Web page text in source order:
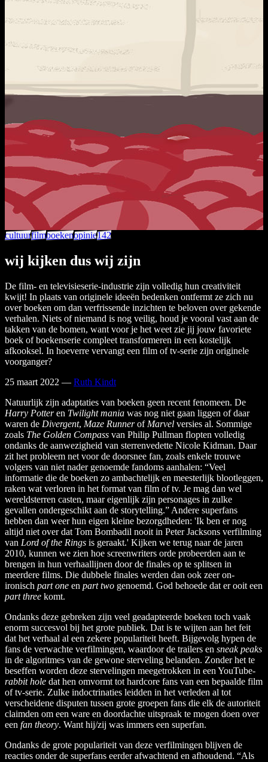
cultuurfilmboekenopinie142
wij kijken dus wij zijn
De film- en televisieserie-industrie zijn volledig hun creativiteit
kwijt! In plaats van originele ideeën bedenken ontfermt ze zich nu
over boeken om dan verfrissende inzichten te beloven over gekende
verhalen. Niets of niemand is nog veilig, houd je vooral vast aan de
takken van de bomen, want voor je het weet zie jij jouw favoriete
boek of boekenserie compleet transformeren in een kostelijk
afkooksel. In hoeverre vervangt een film of tv-serie zijn originele
voorganger?
25 maart 2022 — Ruth Kindt
Natuurlijk zijn adaptaties van boeken geen recent fenomeen. De
Harry Potteren Twilight mania was nog niet gaan liggen of daar
waren de Divergent, Maze Runnerof Marvel versies al. Sommige
zoals The Golden Compass van Philip Pullman flopten volledig
ondanks de aanwezigheid van sterrenvedette Nicole Kidman. Daar
zit het probleem net voor de doorsnee fan, zoals enkele trouwe
volgers van niet nader genoemde fandoms aanhalen: “Veel
informatie die de boeken zo ambachtelijk en meesterlijk blootleggen,
raken wat verloren in het format van film of tv. Je mag dan wel
wereldsterren casten, maar eigenlijk zijn personages in zulke
gevallen ondergeschikt aan de storytelling.” Andere superfans
hebben dan weer hun eigen kleine bezorgdheden: 'Ik ben er nog
altijd niet over dat Tom Bombadil nooit in Peter Jacksons verfilming
van Lord of the Rings is geraakt.' Kijken we terug naar de jaren
2010, kunnen we zien hoe screenwriters orde probeerden aan te
brengen in hun verhaallijnen door de finales op te splitsen in
meerdere films. Die dubbele finales werden dan ook zeer on-
ironisch part one en part two genoemd. God behoede dat er ooit een
part three komt.
Ondanks deze gebreken zijn veel geadapteerde boeken toch vaak
enorm succesvol bij het grote publiek. Dat is te wijten aan het feit
dat het verhaal al een zekere populariteit heeft. Bijgevolg hypen de
fans de verwachte verfilmingen, waardoor de trailers en sneak peaks
in de algoritmes van de gewone sterveling belanden. Zonder het te
beseffen worden deze stervelingen meegetrokken in een YouTube-
rabbit hole dat hen omvormt tot hardcore fans van een bepaalde film
of tv-serie. Zulke indoctrinaties leidden in het verleden al tot
verscheidene disputen tussen grote groepen fans die elk de autoriteit
claimden om een ware en doordachte uitspraak te mogen doen over
een fan theory. Want hij/zij was immers een superfan.
Ondanks de grote populariteit van deze verfilmingen blijven de
reacties onder de superfans eerder afwachtend en afhoudend. “Als